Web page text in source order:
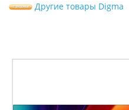
Другие товары Digma